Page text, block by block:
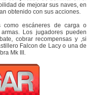
de mejorar sus naves, en
obtenido con sus acciones.
como escáneres de carga o
Los jugadores pueden
cobrar recompensas y ,si
Falcon de Lacy o una de
Mk III.